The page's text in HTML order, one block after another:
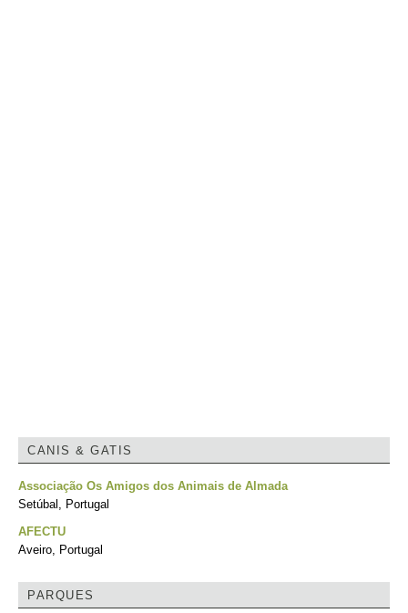
CANIS & GATIS
Associação Os Amigos dos Animais de Almada
Setúbal, Portugal
AFECTU
Aveiro, Portugal
PARQUES